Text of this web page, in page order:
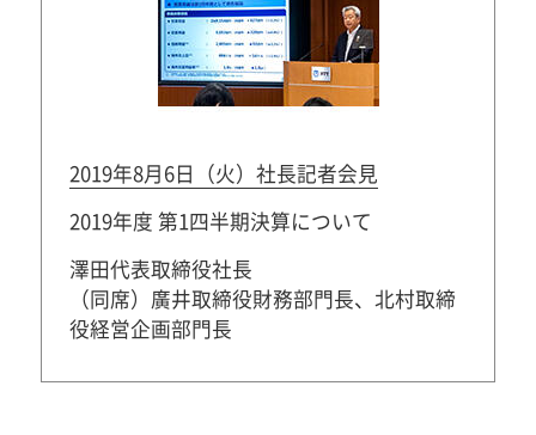
2019年8月6日（火）社長記者会見
2019年度 第1四半期決算について
澤田代表取締役社長
（同席）廣井取締役財務部門長、北村取締
役経営企画部門長